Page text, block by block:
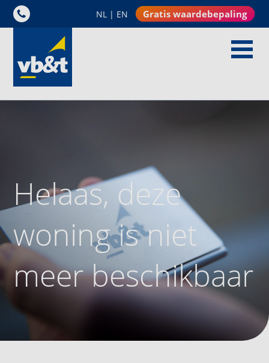
NL | EN Gratis waardebepaling
Helaas, deze
woning is niet
meer beschikbaar